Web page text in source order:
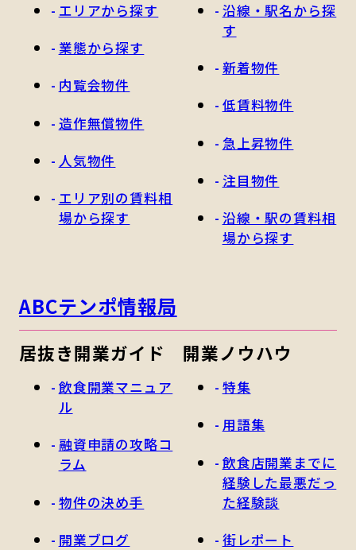
エリアから探す
業態から探す
内覧会物件
造作無償物件
人気物件
エリア別の賃料相
場から探す
沿線・駅名から探
す
新着物件
低賃料物件
急上昇物件
注目物件
沿線・駅の賃料相
場から探す
ABCテンポ情報局
居抜き開業ガイド
飲食開業マニュア
ル
融資申請の攻略コ
ラム
物件の決め手
開業ブログ
開業ノウハウ
特集
用語集
飲食店開業までに
経験した最悪だっ
た経験談
街レポート